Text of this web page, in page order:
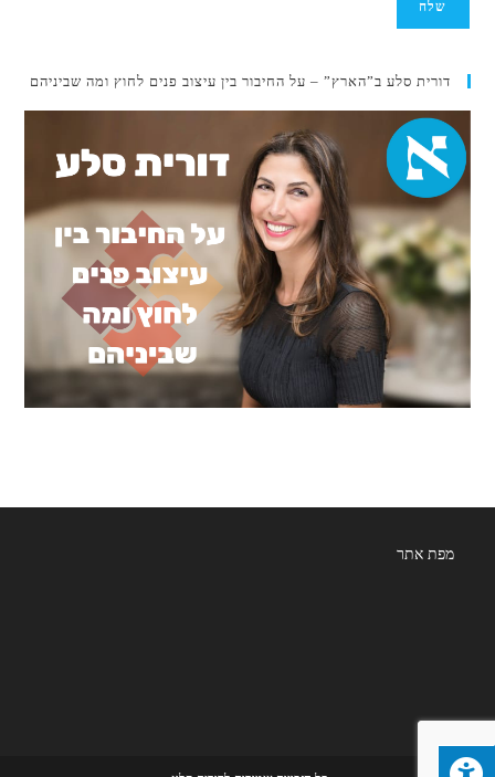
דורית סלע ב”הארץ” – על החיבור בין עיצוב פנים לחוץ ומה שביניהם
מפת אתר